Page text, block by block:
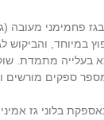
פחמימני מעובה
במיוחד, והביקוש
בעלייה מתמדת.
ספקים מורשים
בלוני גז